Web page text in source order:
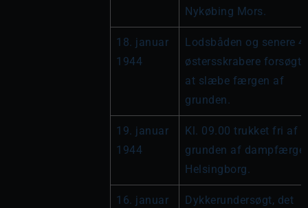
Nykøbing Mors.
18. januar
1944
Lodsbåden og senere 4
østersskrabere forsøgte
at slæbe færgen af
grunden.
19. januar
1944
Kl. 09.00 trukket fri af
grunden af
Helsingborg.
16. januar
Dykkerundersøgt, det